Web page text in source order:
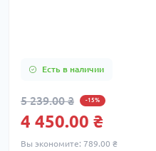
Есть в наличии
5 239.00 ₴ -15%
4 450.00 ₴
Вы экономите: 789.00 ₴